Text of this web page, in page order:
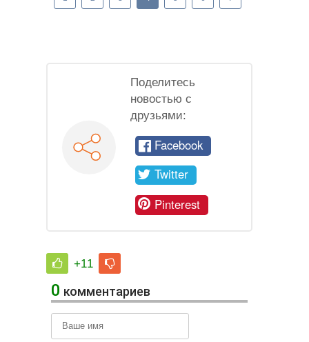
Поделитесь
новостью с
друзьями:
Facebook
Twitter
Pinterest
+11
0 комментариев